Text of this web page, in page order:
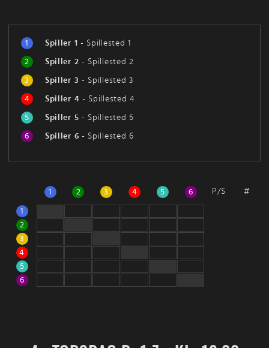
1 Spiller 1 - Spillested 1
2
Spiller 2 - Spillested 2
3
Spiller 3 - Spillested 3
4
Spiller 4 - Spillested 4
5
Spiller 5 - Spillested 5
6
Spiller 6 - Spillested 6
1 2 3 4 5 6 P/S
#
1
2
3
4
5
6